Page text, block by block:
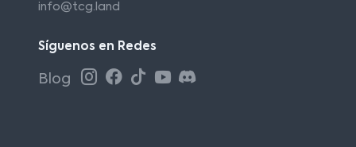
info@tcg.land
Síguenos en Redes
Blog